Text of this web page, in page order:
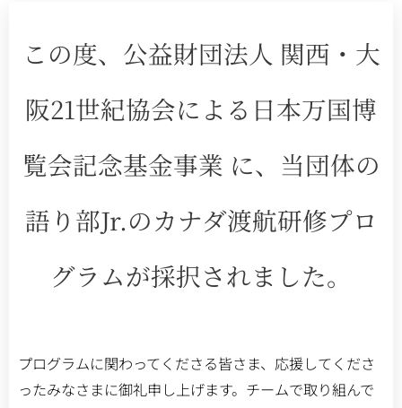
この度、公益財団法人 関西・大
阪21世紀協会による日本万国博
覧会記念基金事業 に、当団体の
語り部Jr.のカナダ渡航研修プロ
グラムが採択されました。
プログラムに関わってくださる皆さま、応援してくださ
ったみなさまに御礼申し上げます。 チームで取り組んで